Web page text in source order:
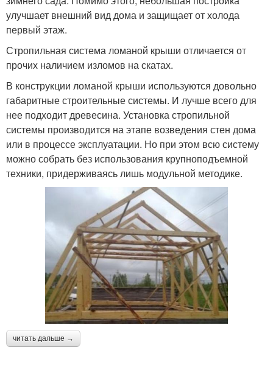
улучшает внешний вид дома и защищает от холода
первый этаж.
Стропильная система ломаной крыши отличается от
прочих наличием изломов на скатах.
В конструкции ломаной крыши используются довольно
габаритные строительные системы. И лучше всего для
нее подходит древесина. Установка стропильной
системы производится на этапе возведения стен дома
или в процессе эксплуатации. Но при этом всю систему
можно собрать без использования крупноподъемной
техники, придерживаясь лишь модульной методике.
читать дальше →